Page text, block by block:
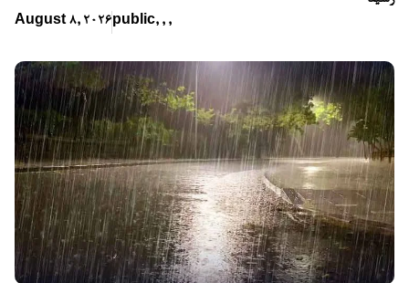
August 8, 2026 public, , ,